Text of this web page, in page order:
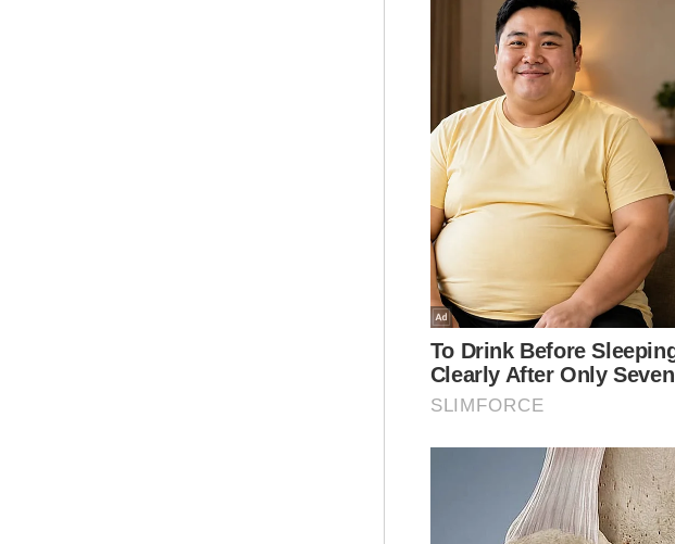
Menurut Wan Mohd
merupakan kejuaraan
penglibatannya dalam
“Alhamdulillah,
terpaksa
Terengganu ke